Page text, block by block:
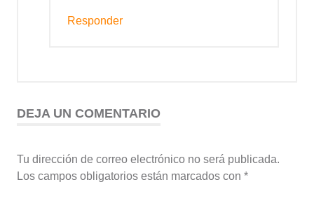
Responder
DEJA UN COMENTARIO
Tu dirección de correo electrónico no será publicada.
Los campos obligatorios están marcados con *